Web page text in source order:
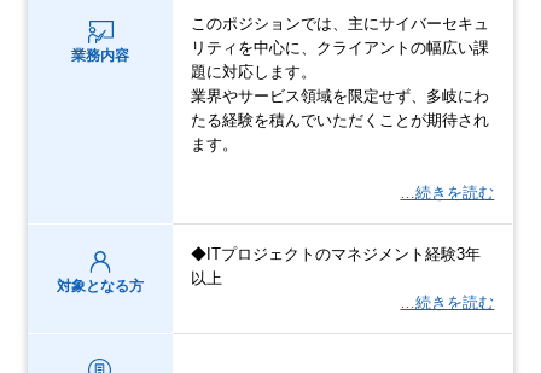
業務内容
このポジションでは、主にサイバーセキュ
リティを中心に、クライアントの幅広い課
題に対応します。
業界やサービス領域を限定せず、多岐にわ
たる経験を積んでいただくことが期待され
ます。
…続きを読む
対象となる方
◆ITプロジェクトのマネジメント経験3年
以上
…続きを読む